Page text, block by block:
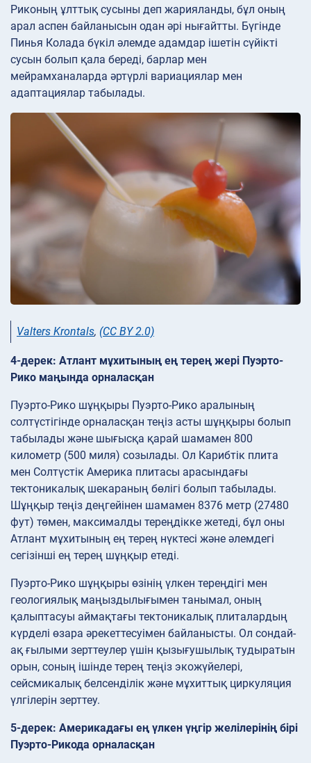
Риконың ұлттық сусыны деп жарияланды, бұл оның
арал аспен байланысын одан әрі нығайтты. Бүгінде
Пинья Колада бүкіл әлемде адамдар ішетін сүйікті
сусын болып қала береді, барлар мен
мейрамханаларда әртүрлі вариациялар мен
адаптациялар табылады.
Valters Krontals, (CC BY 2.0)
4-дерек: Атлант мұхитының ең терең жері Пуэрто-
Рико маңында орналасқан
Пуэрто-Рико шұңқыры Пуэрто-Рико аралының
солтүстігінде орналасқан теңіз асты шұңқыры болып
табылады және шығысқа қарай шамамен 800
километр (500 миля) созылады. Ол Карибтік плита
мен Солтүстік Америка плитасы арасындағы
тектоникалық шекараның бөлігі болып табылады.
Шұңқыр теңіз деңгейінен шамамен 8376 метр (27480
фут) төмен, максималды тереңдікке жетеді, бұл оны
Атлант мұхитының ең терең нүктесі және әлемдегі
сегізінші ең терең шұңқыр етеді.
Пуэрто-Рико шұңқыры өзінің үлкен тереңдігі мен
геологиялық маңыздылығымен танымал, оның
қалыптасуы аймақтағы тектоникалық плиталардың
күрделі өзара әрекеттесуімен байланысты. Ол сондай-
ақ ғылыми зерттеулер үшін қызығушылық тудыратын
орын, соның ішінде терең теңіз экожүйелері,
сейсмикалық белсенділік және мұхиттық циркуляция
үлгілерін зерттеу.
5-дерек: Америкадағы ең үлкен үңгір желілерінің бірі
Пуэрто-Рикода орналасқан